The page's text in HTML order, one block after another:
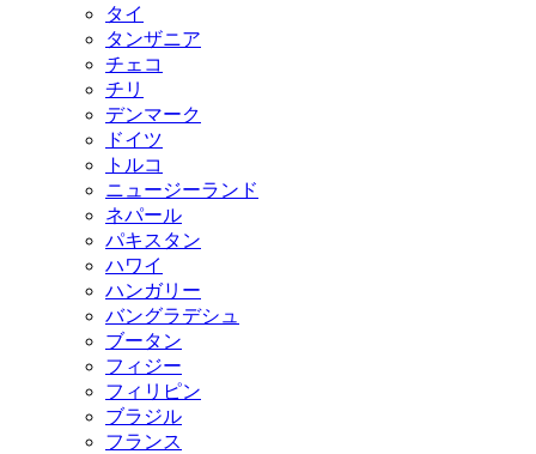
タイ
タンザニア
チェコ
チリ
デンマーク
ドイツ
トルコ
ニュージーランド
ネパール
パキスタン
ハワイ
ハンガリー
バングラデシュ
ブータン
フィジー
フィリピン
ブラジル
フランス